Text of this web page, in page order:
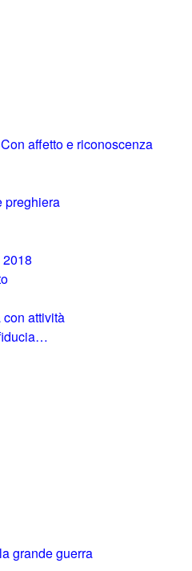
affetto e riconoscenza
preghiera
attività
grande guerra